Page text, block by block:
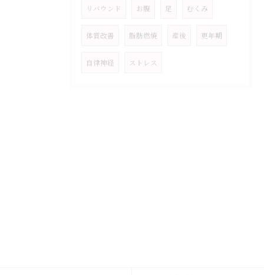
リバウンド お腹 足 むくみ
体質改善 脂肪燃焼 産後 更年期
自律神経 ストレス